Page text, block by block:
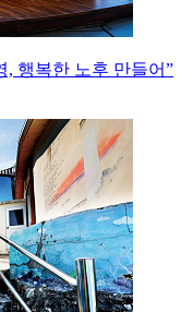
, 행복한 노후 만들어”